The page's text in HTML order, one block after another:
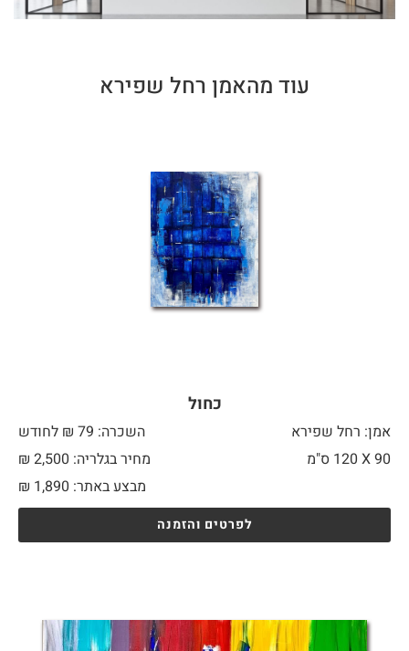
עוד מהאמן רחל שפירא
כחול
אמן: רחל שפירא
השכרה: 79 ₪ לחודש
90 X
מחיר בגלריה: 2,500 ₪
מבצע באתר:
₪ 1,890
לפרטים והזמנה